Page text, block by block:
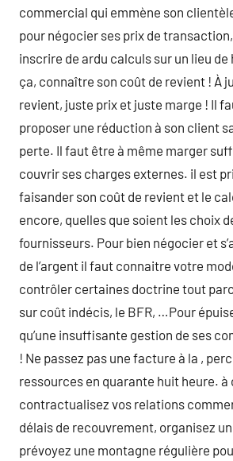
commercial qui emmène son
pour négocier ses prix de
inscrire de ardu calculs sur un lieu de
ça, connaître son coût de revient ! À
revient, juste prix et juste marge ! Il
proposer une réduction à son client
perte. Il faut être à même marger
couvrir ses charges externes. il est
faisander son coût de revient et le
encore, quelles que soient les choix
fournisseurs. Pour bien négocier et
de l’argent il faut connaitre votre
contrôler certaines doctrine tout
sur coût indécis, le BFR, …Pour
qu’une insuffisante gestion de ses
! Ne passez pas une facture à la ,
ressources en quarante huit heure. à
contractualisez vos relations
délais de recouvrement, organisez
prévoyez une montagne régulière